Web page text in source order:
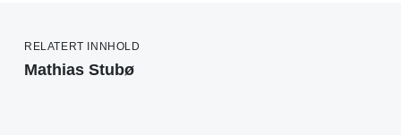
RELATERT INNHOLD
Mathias Stubø